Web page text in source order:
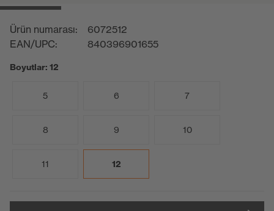
Ürün numarası:
6072512
EAN/UPC:
840396901655
Boyutlar: 12
5 6 7
8 9 10
11 12